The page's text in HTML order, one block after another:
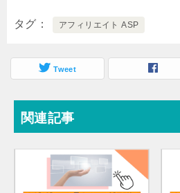
タグ アフィリエイト ASP
Tweet
関連記事